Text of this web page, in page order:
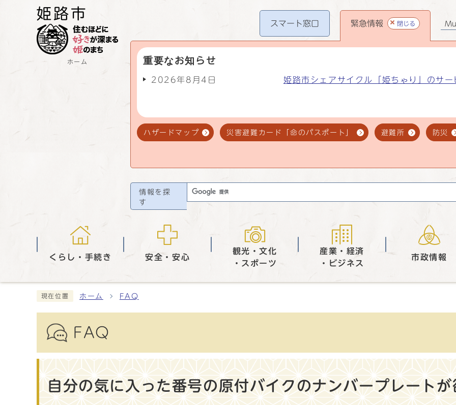
ホーム
スマート窓口 緊急情報 閉じる
重要なお知らせ
2026年8月4日 姫路市シェアサイクル「姫ちゃり」のサ
ハザードマップ 災害避難カード「命のパスポート」 避難所 防災
情報を探
す
くらし・手続き 安全・安心
観光・文化
・スポーツ
産業・経済
・ビジネス
市政情報
現在位置 ホーム FAQ
FAQ
自分の気に入った番号の原付バイクのナンバープレート